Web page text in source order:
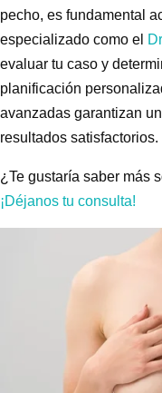
pecho, es fundamental
especializado como el
evaluar tu caso y
planificación
avanzadas garantizan
resultados satisfactorios.
¿Te gustaría saber más
¡Déjanos tu consulta!